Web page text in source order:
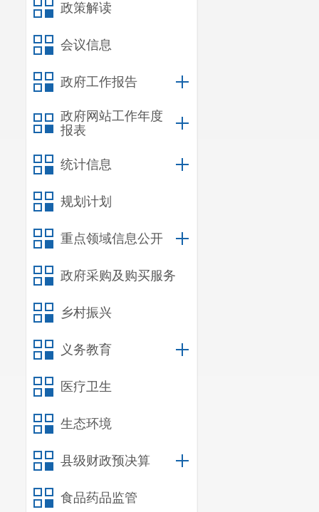
政策解读
会议信息
政府工作报告
政府网站工作年度
报表
统计信息
规划计划
重点领域信息公开
政府采购及购买服务
乡村振兴
义务教育
医疗卫生
生态环境
县级财政预决算
食品药品监管